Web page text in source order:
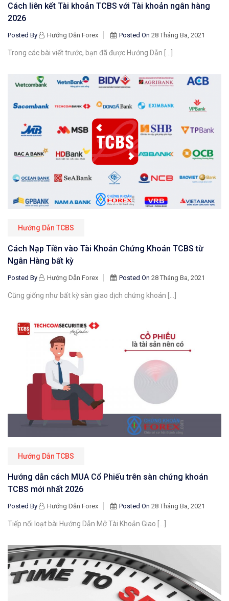
Cách liên kết Tài khoản TCBS với Tài khoản ngân hàng
2026
Posted By Hướng Dẫn Forex Posted On 28 Tháng Ba, 2021
Trong các bài viết trước, bạn đã được Hướng Dẫn […]
Hướng Dẫn TCBS
Cách Nạp Tiền vào Tài Khoản Chứng Khoán TCBS từ
Ngân Hàng bất kỳ
Posted By Hướng Dẫn Forex Posted On 28 Tháng Ba, 2021
Cũng giống như bất kỳ sàn giao dịch chứng khoán […]
Hướng Dẫn TCBS
Hướng dẫn cách MUA Cổ Phiếu trên sàn chứng khoán
TCBS mới nhất 2026
Posted By Hướng Dẫn Forex Posted On 28 Tháng Ba, 2021
Tiếp nối loạt bài Hướng Dẫn Mở Tài Khoản Giao […]